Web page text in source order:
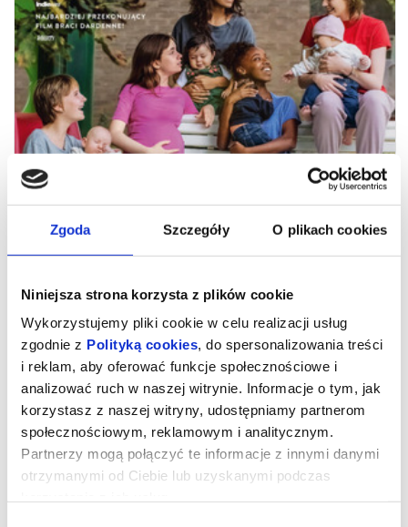
Zgoda Szczegóły O plikach cookies
Niniejsza strona korzysta z plików cookie
Wykorzystujemy pliki cookie w celu realizacji usług
zgodnie z Polityką cookies, do spersonalizowania treści
i reklam, aby oferować funkcje społecznościowe i
analizować ruch w naszej witrynie. Informacje o tym, jak
korzystasz z naszej witryny, udostępniamy partnerom
społecznościowym, reklamowym i analitycznym.
Partnerzy mogą połączyć te informacje z innymi danymi
otrzymanymi od Ciebie lub uzyskanymi podczas
KAS - k - ADY Pokoleniowe: Młode
matki
dla młodych matek w belgijskim Liège. Poznajemy pięć nastolatek